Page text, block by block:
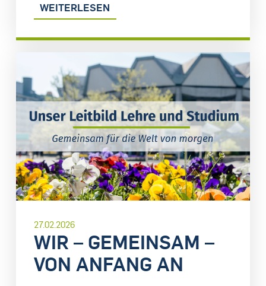
WEITERLESEN
27.02.2026
WIR – GEMEINSAM –
VON ANFANG AN